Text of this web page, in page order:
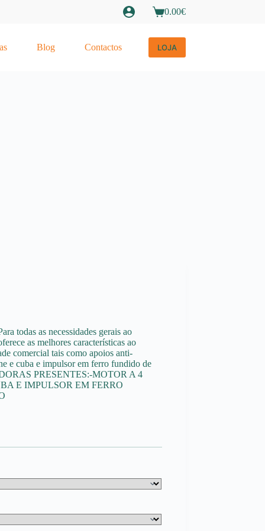
Carrinho
compras
0.00€
Blog Contactos LOJA
todas as necessidades gerais ao
as melhores características ao
comercial tais como apoios anti-
e cuba e impulsor em ferro fundido de
PRESENTES:-MOTOR A 4
E IMPULSOR EM FERRO